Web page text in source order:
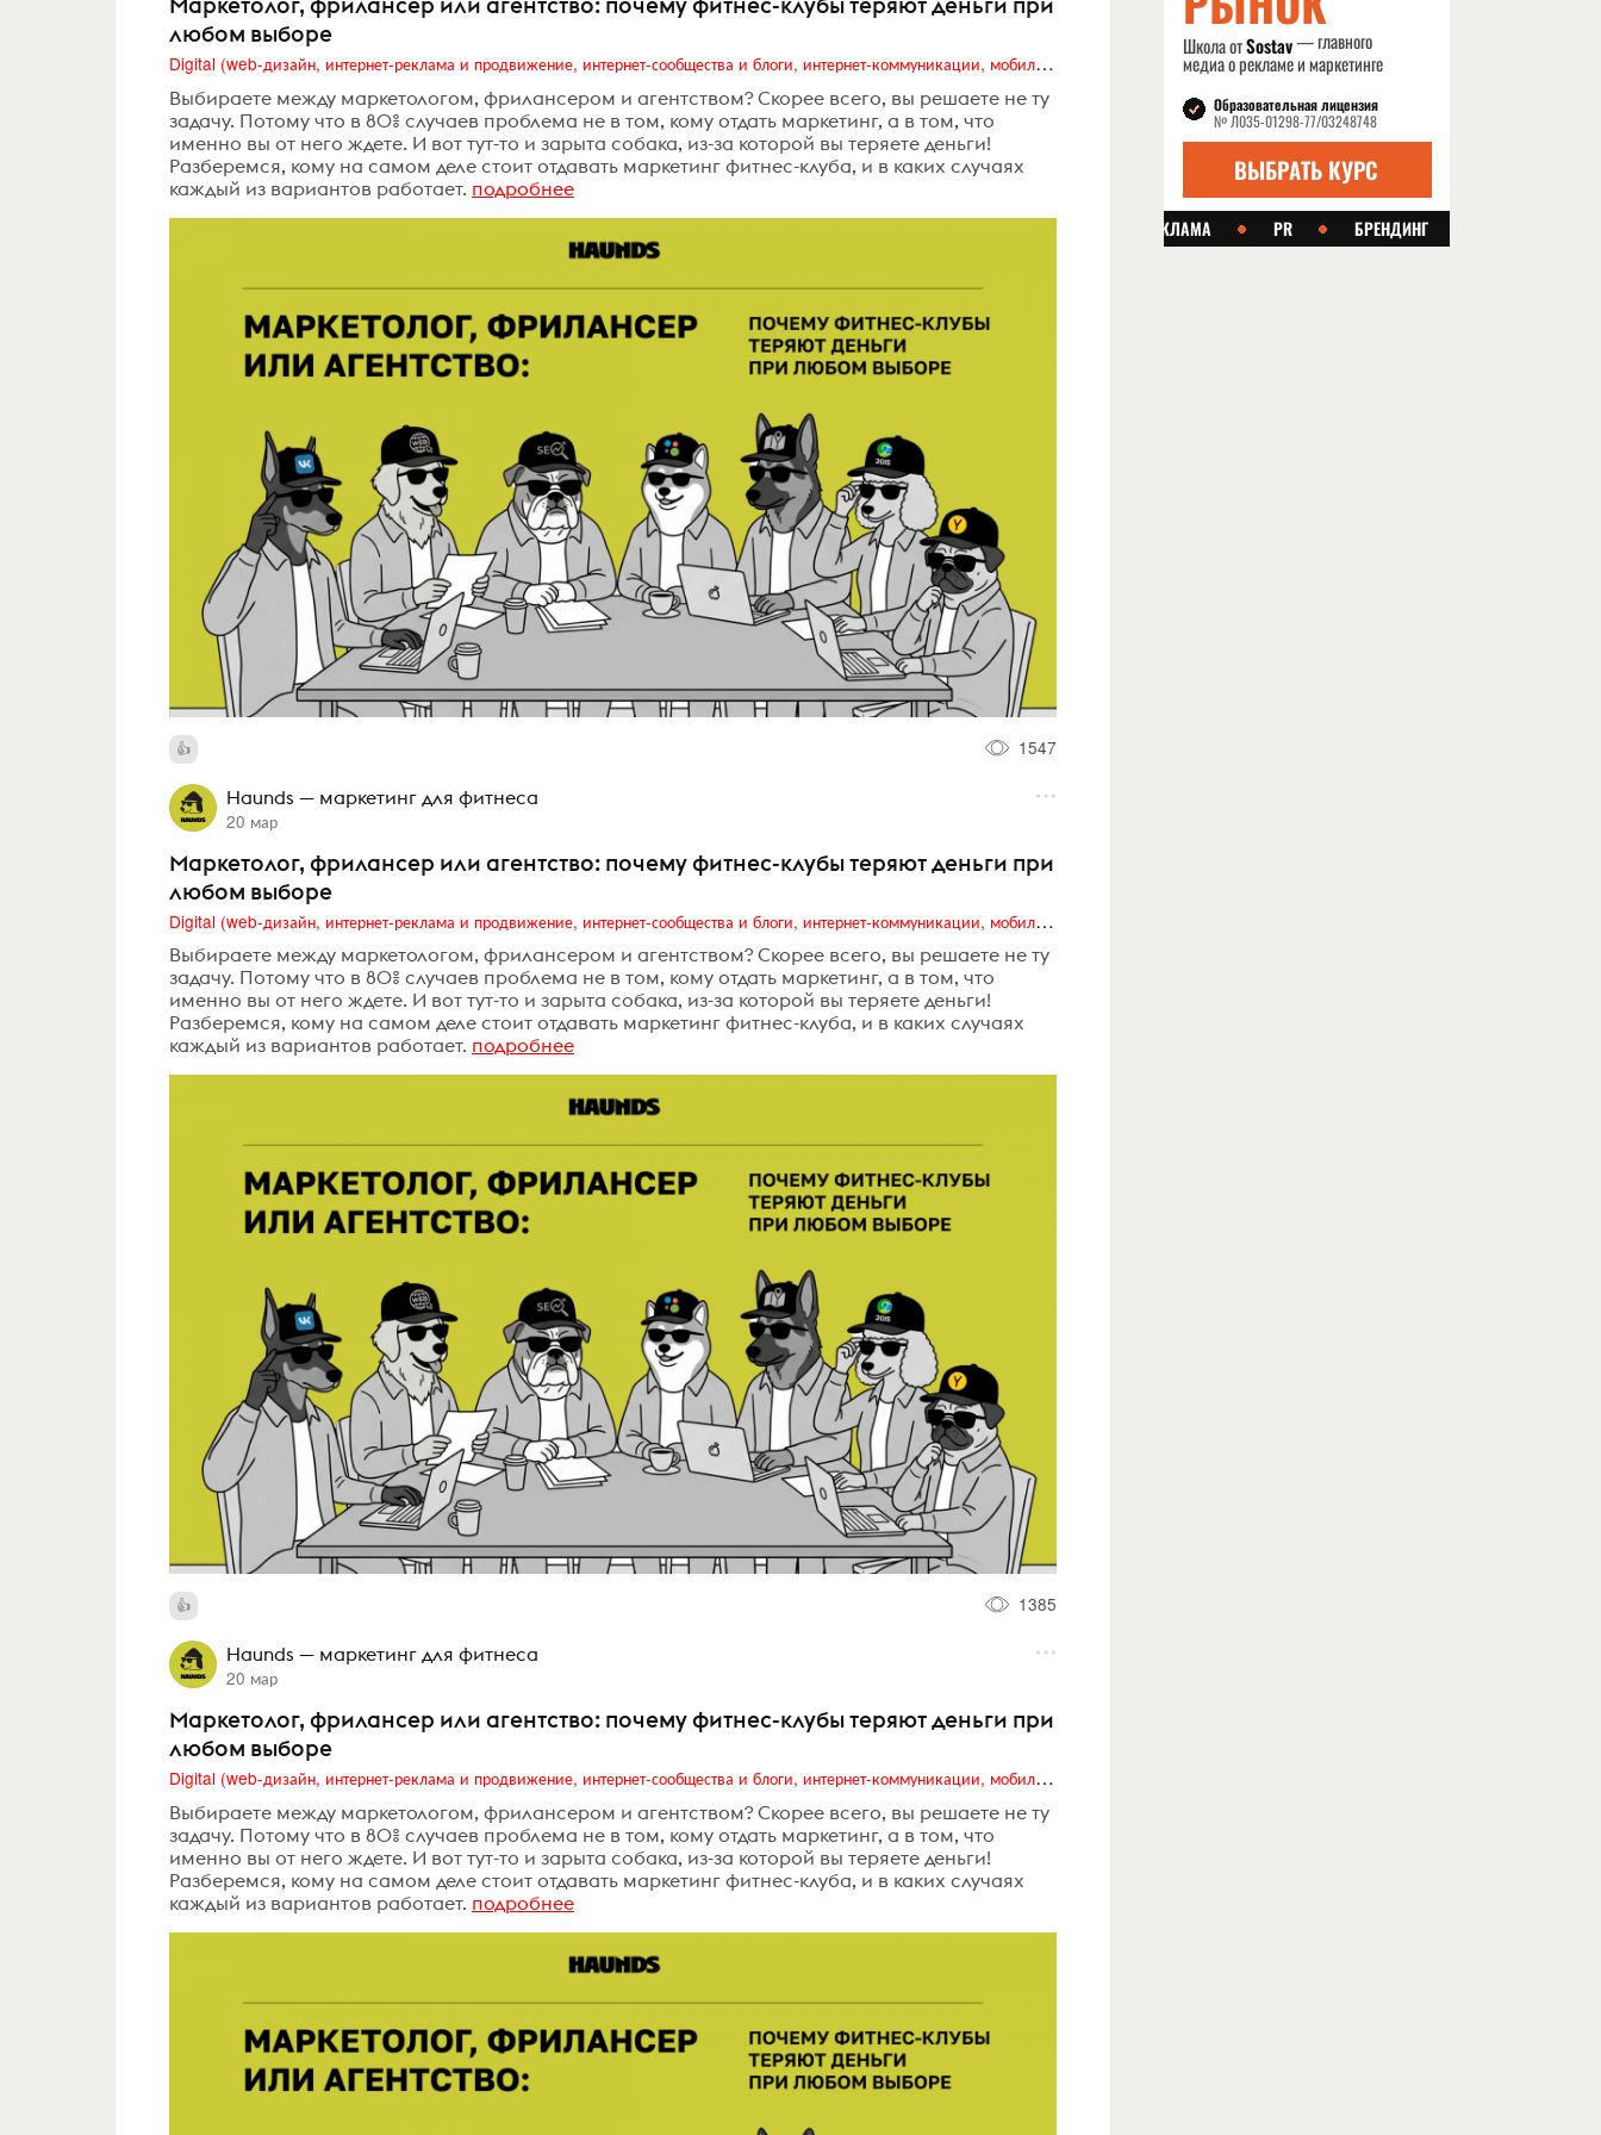
любом выборе
Digital (web-дизайн, интернет-реклама и продвижение, интернет-сообщества и блоги, интернет-коммуникации, мобильный маркетинг, реклама на цифровых экранах)
Выбираете между маркетологом, фрилансером и агентством? Скорее всего, вы решаете не ту
задачу. Потому что в 80% случаев проблема не в том, кому отдать маркетинг, а в том, что
именно вы от него ждете. И вот тут-то и зарыта собака, из-за которой вы теряете деньги!
Разберемся, кому на самом деле стоит отдавать маркетинг фитнес-клуба, и в каких случаях
каждый из вариантов работает. подробнее
1547
Haunds — маркетинг для фитнеса
20 мар
Маркетолог, фрилансер или агентство: почему фитнес-клубы теряют деньги при
любом выборе
Digital (web-дизайн, интернет-реклама и продвижение, интернет-сообщества и блоги, интернет-коммуникации, мобильный маркетинг, реклама на цифровых экранах)
Выбираете между маркетологом, фрилансером и агентством? Скорее всего, вы решаете не ту
задачу. Потому что в 80% случаев проблема не в том, кому отдать маркетинг, а в том, что
именно вы от него ждете. И вот тут-то и зарыта собака, из-за которой вы теряете деньги!
Разберемся, кому на самом деле стоит отдавать маркетинг фитнес-клуба, и в каких случаях
каждый из вариантов работает. подробнее
1385
Haunds — маркетинг для фитнеса
20 мар
Маркетолог, фрилансер или агентство: почему фитнес-клубы теряют деньги при
любом выборе
Digital (web-дизайн, интернет-реклама и продвижение, интернет-сообщества и блоги, интернет-коммуникации, мобильный маркетинг, реклама на цифровых экранах)
Выбираете между маркетологом, фрилансером и агентством? Скорее всего, вы решаете не ту
задачу. Потому что в 80% случаев проблема не в том, кому отдать маркетинг, а в том, что
именно вы от него ждете. И вот тут-то и зарыта собака, из-за которой вы теряете деньги!
Разберемся, кому на самом деле стоит отдавать маркетинг фитнес-клуба, и в каких случаях
каждый из вариантов работает. подробнее